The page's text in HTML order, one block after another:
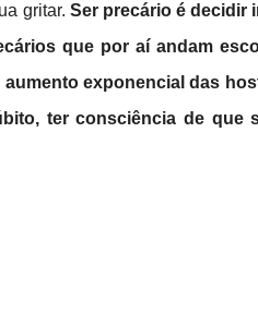
gritar. Ser precário é decidir
que por aí andam
exponencial das
ter consciência de que